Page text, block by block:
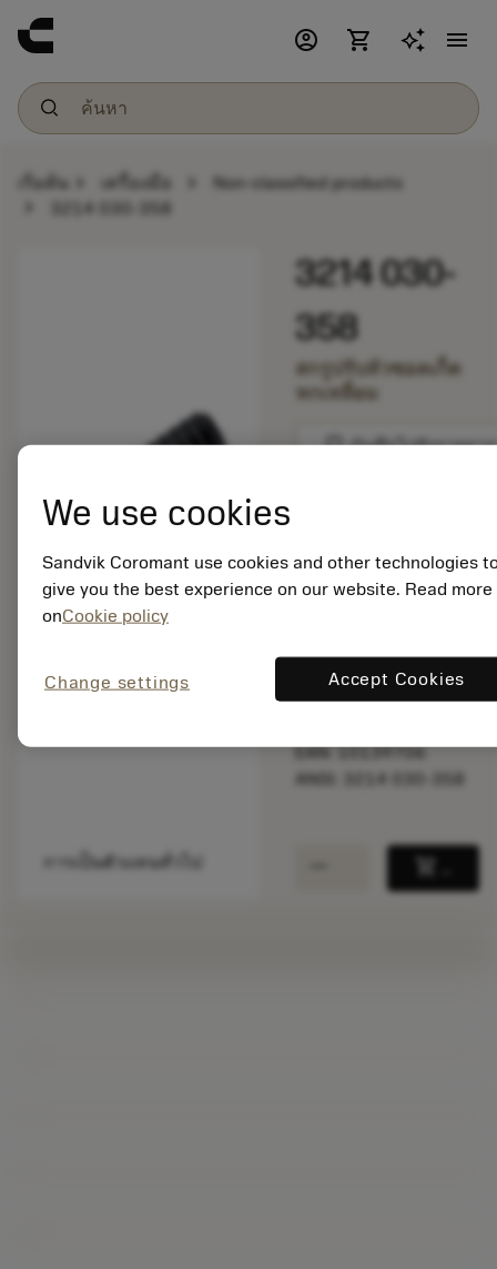
account_circle shopping_cart menu
เริ่มต้น เครื่องมือ Non-classified products
3214 030-
358
สกรูปรับหัวซอคเก็ต
หกเหลี่ยม
bookmark บันทึกไปยังรายการ
การเป็นตัวแทนทั่วไป
ผลิตตามสั่ง
จำนวนบรรจุ: 10
ISO: 3214 030-358
EAN: 10139706
shopping_cart
We use cookies
Sandvik Coromant use cookies and other technologies
give you the best experience on our website. Read more
onCookie policy
Change settings Accept Cookies